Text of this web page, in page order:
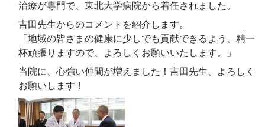
治療が専門で、東北大学病院から着任されました。
吉田先生からのコメントを紹介します。
「地域の皆さまの健康に少しでも貢献できるよう、精一
杯頑張りますので、よろしくお願いいたします。」
当院に、心強い仲間が増えました！吉田先生、よろしく
お願いします！